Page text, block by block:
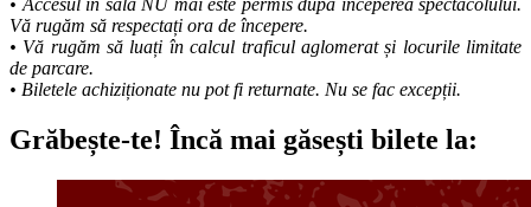
Vă rugăm să respectați ora de începere.
• Vă rugăm să luați în calcul traficul aglomerat și locurile limitate
de parcare.
• Biletele achiziționate nu pot fi returnate. Nu se fac excepții.
Grăbește-te! Încă mai găsești bilete la: